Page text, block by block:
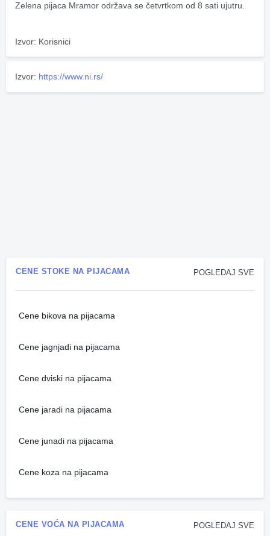
Zelena pijaca Mramor održava se četvrtkom od 8 sati ujutru.
Izvor: Korisnici
Izvor: https://www.ni.rs/
POGLEDAJ SVE
CENE STOKE NA PIJACAMA
Cene bikova na pijacama
Cene jagnjadi na pijacama
Cene dviski na pijacama
Cene jaradi na pijacama
Cene junadi na pijacama
Cene koza na pijacama
POGLEDAJ SVE
CENE VOĆA NA PIJACAMA